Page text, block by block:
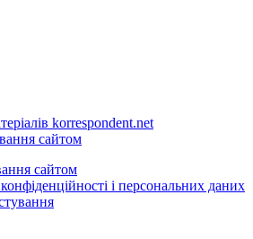
korrespondent.net
сайтом
сайтом
і персональних даних